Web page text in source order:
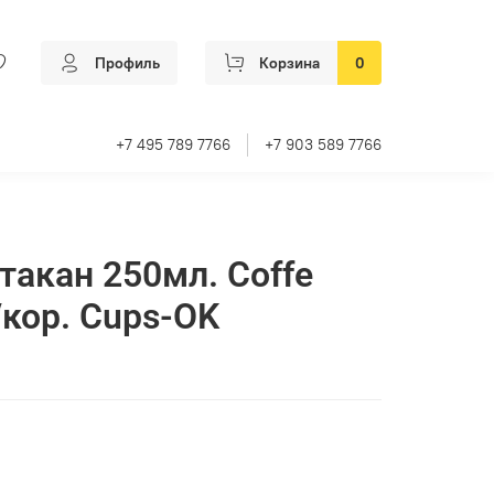
Профиль Корзина 0
+7 495 789 7766 +7 903 589 7766
250мл. Coffe
Cups-OK